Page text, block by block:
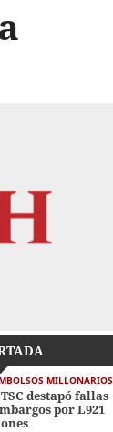
MILLONARIOS
destapó fallas
por L921